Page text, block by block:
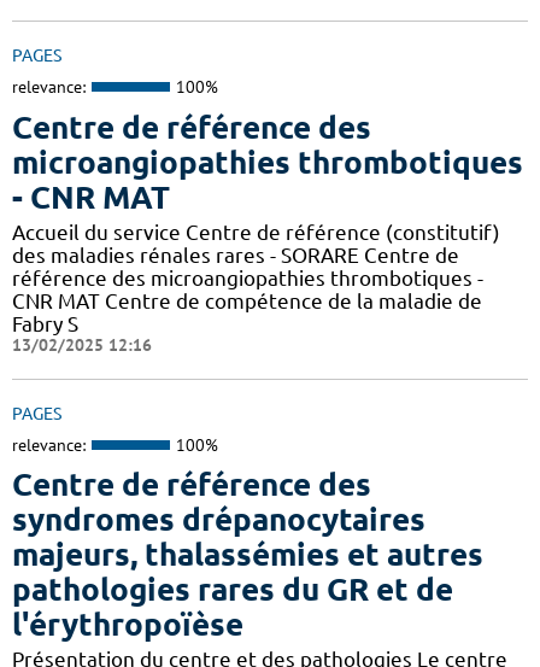
PAGES
relevance: 100%
Centre de référence des
microangiopathies thrombotiques
- CNR MAT
Accueil du service Centre de référence (constitutif)
des maladies rénales rares - SORARE Centre de
référence des microangiopathies thrombotiques -
CNR MAT Centre de compétence de la maladie de
Fabry S
13/02/2025 12:16
PAGES
relevance: 100%
Centre de référence des
syndromes drépanocytaires
majeurs, thalassémies et autres
pathologies rares du GR et de
l'érythropoïèse
Présentation du centre et des pathologies Le centre